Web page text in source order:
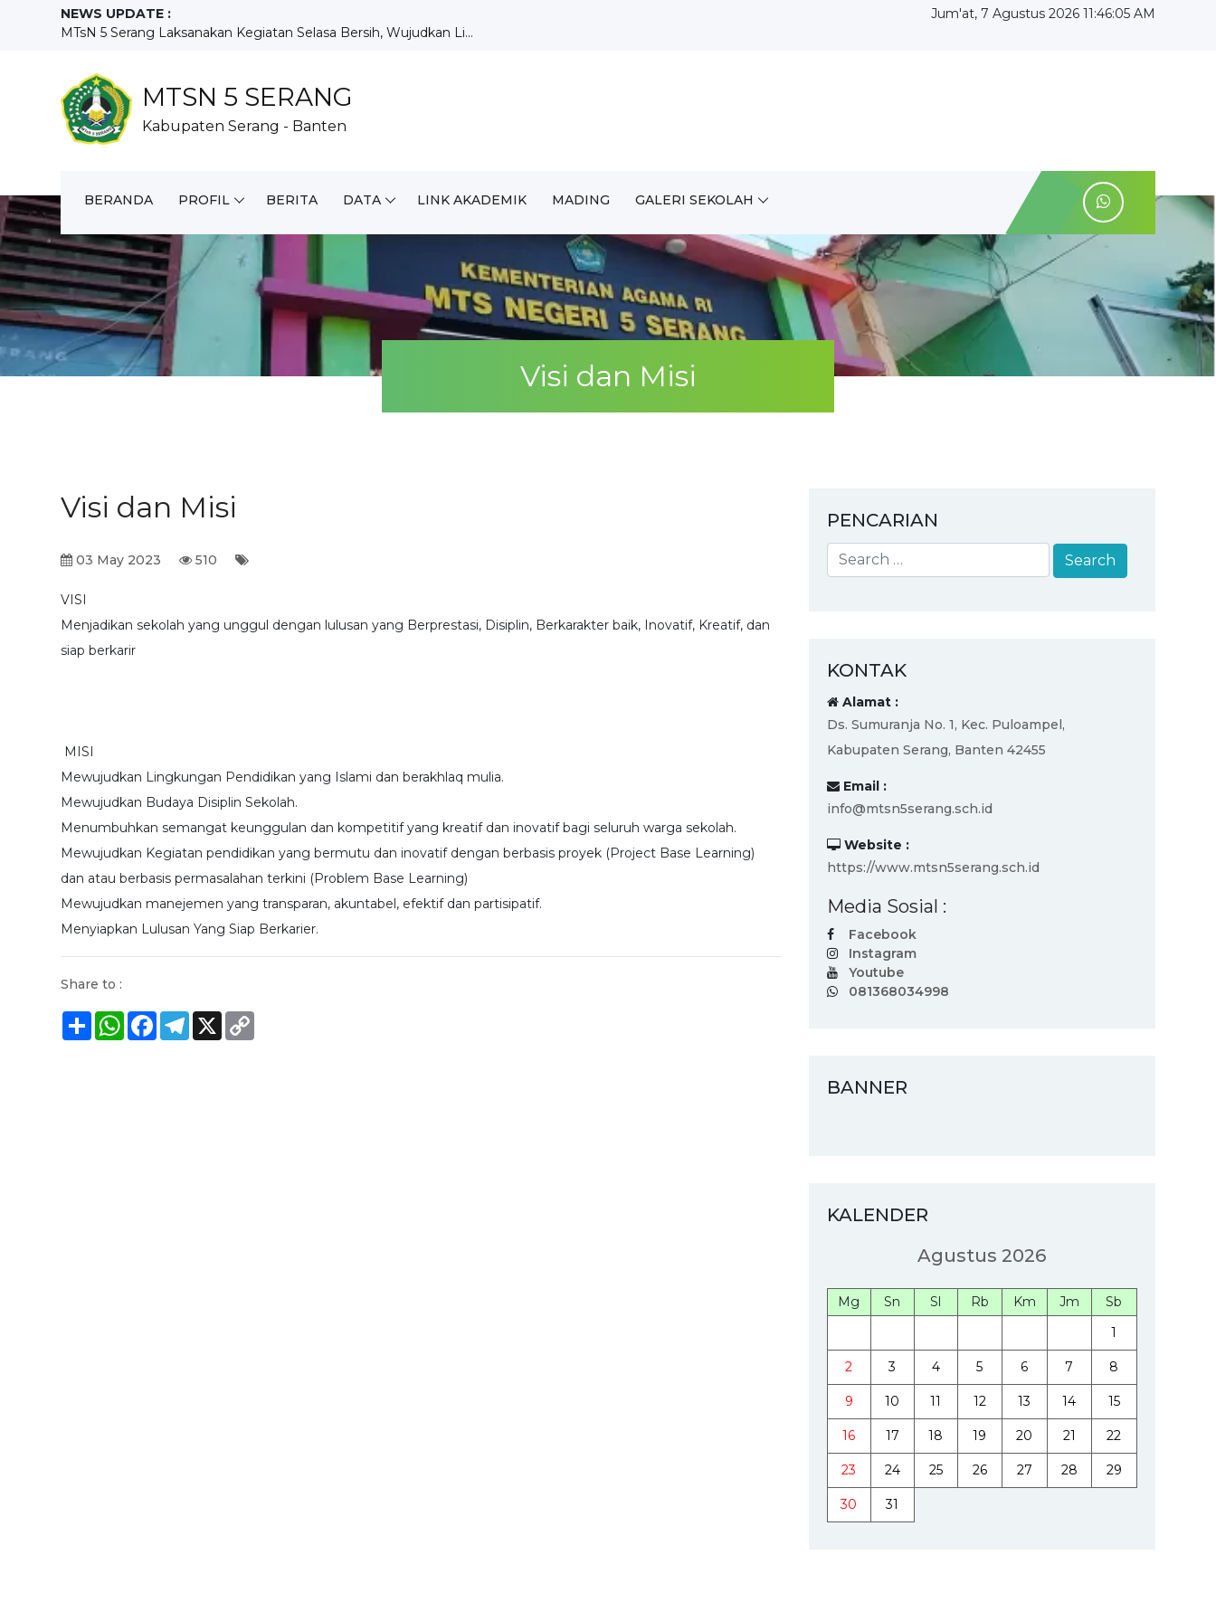
NEWS UPDATE :
MTsN 5 Serang Laksanakan Kegiatan Selasa Bersih, Wujudkan Li...
Penutupan MATAMUDA MTsN 5 Serang Tahun Pelajaran 2026/2027 B...
Demo Ekstrakurikuler Meriahkan Hari Keempat MATAMUDA MTsN 5 ...
Hari Kedua MATAMUDA 2026, MTsN 5 Serang Perkuat Karakter dan...
MTsN 5 Serang Gelar Rapat Koordinasi Awal Tahun Ajaran 2026/...
MTsN 5 Serang Resmi Buka MATAMUDA Tahun Pelajaran 2026/2027...
MTsN 5 Serang Kembali Laksanakan Program Selasa Bersih untuk...
Jum'at, 7 Agustus 2026 11:46:05 AM
MTSN 5 SERANG
Kabupaten Serang - Banten
BERANDA PROFIL BERITA DATA LINK AKADEMIK MADING GALERI SEKOLAH
Visi dan Misi
Visi dan Misi
03 May 2023 510
VISI
Menjadikan sekolah yang unggul dengan lulusan yang Berprestasi, Disiplin, Berkarakter baik, Inovatif, Kreatif, dan
siap berkarir
MISI
Mewujudkan Lingkungan Pendidikan yang Islami dan berakhlaq mulia.
Mewujudkan Budaya Disiplin Sekolah.
Menumbuhkan semangat keunggulan dan kompetitif yang kreatif dan inovatif bagi seluruh warga sekolah.
Mewujudkan Kegiatan pendidikan yang bermutu dan inovatif dengan berbasis proyek (Project Base Learning)
dan atau berbasis permasalahan terkini (Problem Base Learning)
Mewujudkan manejemen yang transparan, akuntabel, efektif dan partisipatif.
Menyiapkan Lulusan Yang Siap Berkarier.
Share to :
ShareWhatsApp
FacebookTelegram
X
PENCARIAN
KONTAK
Alamat :
Ds. Sumuranja No. 1, Kec. Puloampel,
Kabupaten Serang, Banten 42455
Email :
info@mtsn5serang.sch.id
Website :
https://www.mtsn5serang.sch.id
Media Sosial :
Facebook
Instagram
Youtube
081368034998
BANNER
KALENDER
Agustus 2026
Mg Sn Sl Rb Km Jm
Sb
1
2 3 4 5 6 7 8
9 10 11 12 13 14 15
16 17 18 19 20 21 22
23 24 25 26 27 28 29
30 31